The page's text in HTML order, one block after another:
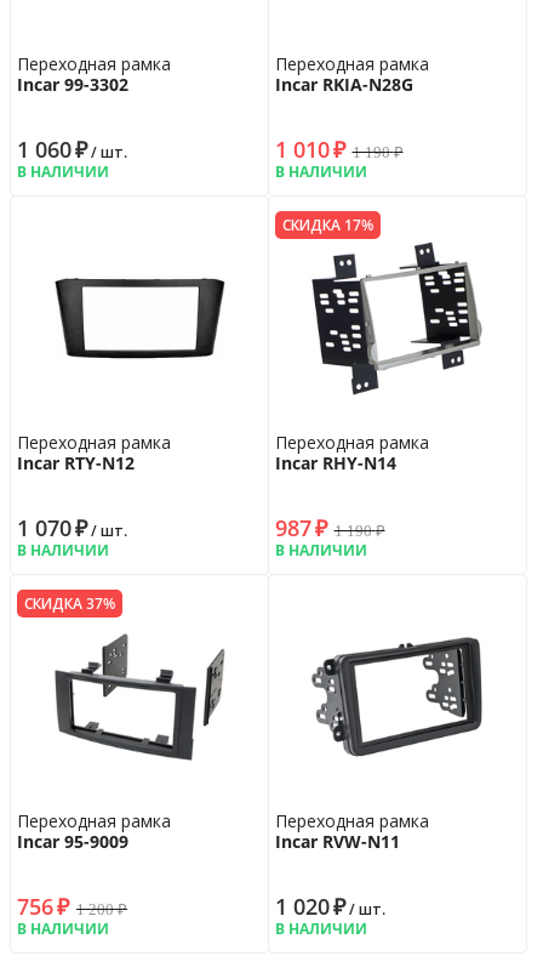
Переходная рамка
Incar 99-3302
1 060₽/ шт.
В НАЛИЧИИ
Переходная рамка
Incar RKIA-N28G
1 010₽ 1 190₽
В НАЛИЧИИ
Переходная рамка
Incar RTY-N12
1 070₽/ шт.
В НАЛИЧИИ
СКИДКА 17%
Переходная рамка
Incar RHY-N14
987₽ 1 190₽
В НАЛИЧИИ
СКИДКА 37%
Переходная рамка
Incar 95-9009
756₽ 1 200₽
В НАЛИЧИИ
Переходная рамка
Incar RVW-N11
1 020₽/ шт.
В НАЛИЧИИ